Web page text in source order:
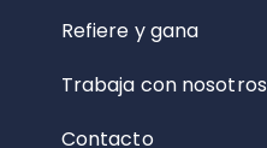
Refiere y gana
Trabaja con nosotros
Contacto